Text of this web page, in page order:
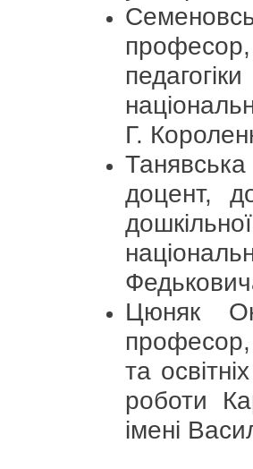
Г.
доцент,
Цюняк
та
роботи
імені